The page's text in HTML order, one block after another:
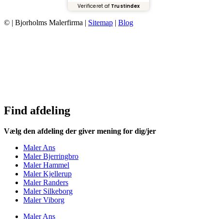
Verificeret af Trustindex
© | Bjorholms Malerfirma | Sitemap | Blog
Find afdeling
Vælg den afdeling der giver mening for dig/jer
Maler Ans
Maler Bjerringbro
Maler Hammel
Maler Kjellerup
Maler Randers
Maler Silkeborg
Maler Viborg
Maler Ans